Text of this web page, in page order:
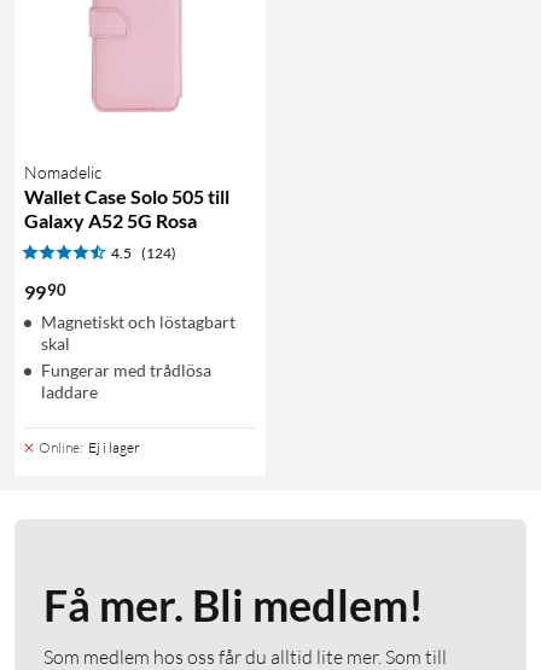
Nomadelic
Wallet Case Solo 505 till
Galaxy A52 5G Rosa
4.5 (124)
9990
Magnetiskt och löstagbart
skal
Fungerar med trådlösa
laddare
Online: Ej i lager
Få mer. Bli medlem!
Som medlem hos oss får du alltid lite mer. Som till